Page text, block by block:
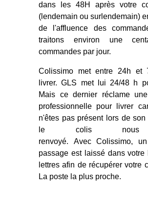
dans les 48H après votre
(lendemain ou surlendemain)
de l'affluence des
traitons environ une
commandes par jour.
Colissimo met entre 24h et
livrer. GLS met lui 24/48 h
Mais ce dernier réclame
professionnelle pour livrer
n'êtes pas présent lors de son
le colis
renvoyé. Avec Colissimo,
passage est laissé dans votre
lettres afin de récupérer votre
La poste la plus proche.